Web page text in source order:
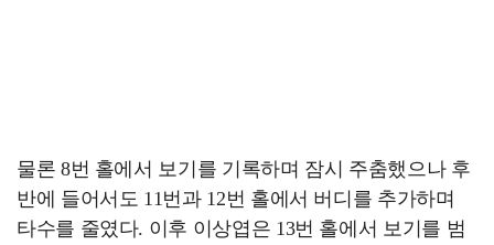
물론 8번 홀에서 보기를 기록하며 잠시 주춤했으나 후
반에 들어서도 11번과 12번 홀에서 버디를 추가하며
타수를 줄였다. 이후 이상엽은 13번 홀에서 보기를 범